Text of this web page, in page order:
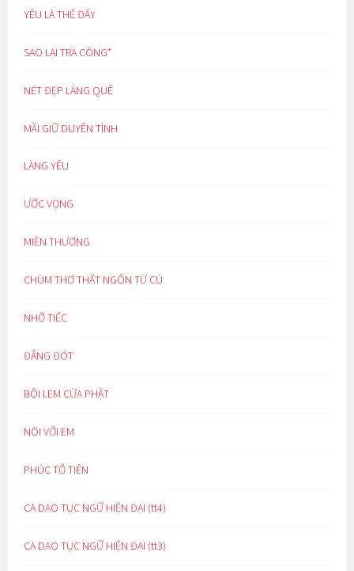
YÊU LÀ THẾ ĐẤY
SAO LẠI TRA CÒNG*
NÉT ĐẸP LÀNG QUÊ
MÃI GIỮ DUYÊN TÌNH
LÀNG YÊU
ƯỚC VỌNG
MIỀN THƯƠNG
CHÙM THƠ THẤT NGÔN TỨ CÚ
NHỚ TIẾC
ĐẮNG ĐÓT
BÔI LEM CỬA PHẬT
NÓI VỚI EM
PHÚC TỔ TIÊN
CA DAO TỤC NGỮ HIỆN ĐẠI (tt4)
CA DAO TỤC NGỮ HIỆN ĐẠI (tt3)